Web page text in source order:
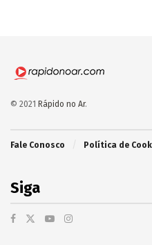
© 2021 Rápido no Ar.
Fale Conosco Política de
Siga